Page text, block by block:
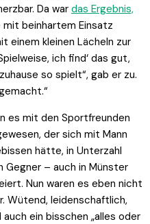
Da war das Ergebnis,
beinhartem Einsatz
einem kleinen Lächeln zur
ich find‘ das gut,
so spielt“, gab er zu.
es mit den Sportfreunden
der sich mit Mann
hätte, in Unterzahl
Gegner – auch in Münster
Nun waren es eben nicht
Wütend, leidenschaftlich,
ein bisschen „alles oder